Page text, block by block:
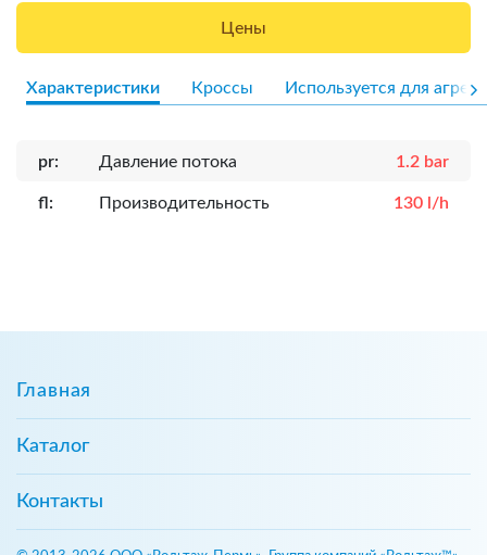
Цены
Характеристики Кроссы Используется для
pr: Давление потока 1.2 bar
fl: Производительность 130 l/h
Главная
Каталог
Контакты